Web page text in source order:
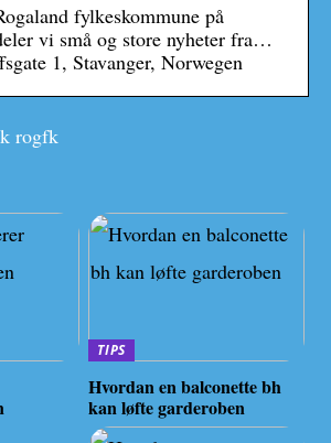
fylkeskommune på
vi små og store nyheter fra…
1, Stavanger, Norwegen
rogfk
TIPS
Hvordan en balconette bh
kan løfte garderoben